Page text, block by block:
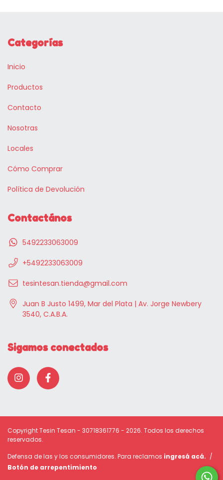
Categorías
Inicio
Productos
Contacto
Nosotras
Locales
Cómo Comprar
Política de Devolución
Contactános
5492233063009
+5492233063009
tesintesan.tienda@gmail.com
Juan B Justo 1499, Mar del Plata | Av. Jorge Newbery
3540, C.A.B.A.
Sigamos conectados
Copyright Tesin Tesan - 30718361776 - 2026. Todos los derechos
reservados.
Defensa de las y los consumidores. Para reclamos ingresá acá. /
Botón de arrepentimiento